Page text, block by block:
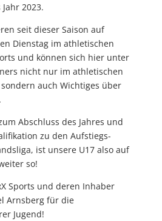
2023.
seit dieser Saison auf
Dienstag im athletischen
und können sich hier unter
nicht nur im athletischen
auch Wichtiges über
Abschluss des Jahres und
zu den Aufstiegs-
ist unsere U17 also auf
so!
Sports und deren Inhaber
Arnsberg für die
Jugend!